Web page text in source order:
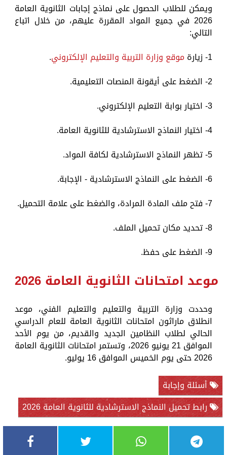
ويمكن للطلاب الحصول على نماذج إجابات الثانوية العامة
2026 في جميع المواد المقررة عليهم، من خلال اتباع
التالي:
1- زيارة
موقع وزارة التربية والتعليم الإلكتروني.
2- الضغط على أيقونة المنصات التعليمية.
3- اختيار بوابة التعليم الإلكتروني.
4- اختيار النماذج الاسترشادية للثانوية العامة.
5- تظهر النماذج الاسترشادية لكافة المواد.
6- الضغط على النماذج الاسترشادية - الإجابة.
7- فتح ملف المادة المرادة، والضغط على علامة التحميل.
8- تحديد مكان تحميل الملف.
9- الضغط على حفظ.
موعد امتحانات الثانوية العامة 2026
وحددت وزارة التربية والتعليم والتعليم الفني، موعد
انطلاق ماراثون امتحانات الثانوية العامة للعام الدراسي
الحالي لطلاب النظامين الجديد والقديم، من يوم الأحد
الموافق 21 يونيو 2026، وتستمر امتحانات الثانوية العامة
2026 حتى يوم الخميس الموافق 16 يوليو.
أسئلة وإجابة
رابط تحميل النماذج الاسترشادية للثانوية العامة 2026